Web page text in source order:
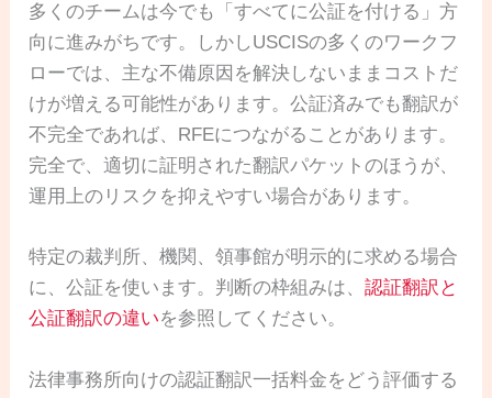
多くのチームは今でも「すべてに公証を付ける」方
向に進みがちです。しかしUSCISの多くのワークフ
ローでは、主な不備原因を解決しないままコストだ
けが増える可能性があります。公証済みでも翻訳が
不完全であれば、RFEにつながることがあります。
完全で、適切に証明された翻訳パケットのほうが、
運用上のリスクを抑えやすい場合があります。
特定の裁判所、機関、領事館が明示的に求める場合
に、公証を使います。判断の枠組みは、認証翻訳と
公証翻訳の違いを参照してください。
法律事務所向けの認証翻訳一括料金をどう評価する